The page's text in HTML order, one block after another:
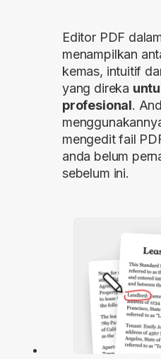
Editor PDF
menampilkan
kemas, intuitif
yang direka
profesional.
mengedit fail
anda belum
sebelum ini.